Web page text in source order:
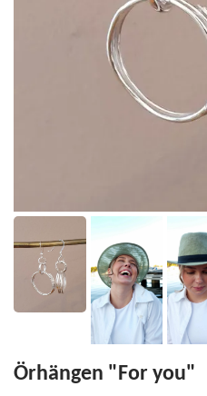
Örhängen "For you"